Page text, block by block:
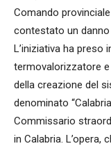
Comando
contestato un danno
L’iniziativa ha preso
termovalorizzatore e
della creazione del
denominato
Commissario
in Calabria. L’opera,